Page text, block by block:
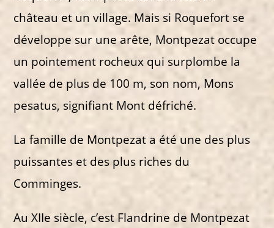
château et un village. Mais si Roquefort se
développe sur une arête, Montpezat occupe
un pointement rocheux qui surplombe la
vallée de plus de 100 m, son nom, Mons
pesatus, signifiant Mont défriché.
La famille de Montpezat a été une des plus
puissantes et des plus riches du
Comminges.
Au XIIe siècle, c’est Flandrine de Montpezat